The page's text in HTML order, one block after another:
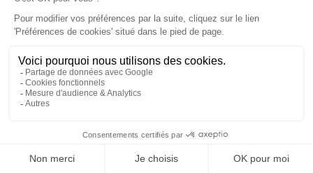
L’association French Proptech, réunissant les start-
up innovantes évoluant dans les secteurs de
l’immobilier, va bâtir un bâtiment dédié à
(aménageur) le lot 11 dans la Zac Rive Gauche au
totem de plus de 10 000 m2sera une vitrine de la